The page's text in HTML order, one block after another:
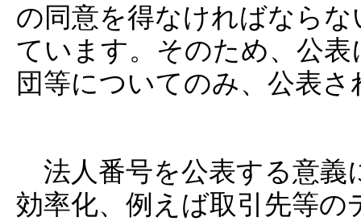
の同意を得なければなら
ています。そのため、公
団等についてのみ、公表
法人番号を公表する意義
効率化、例えば取引先等